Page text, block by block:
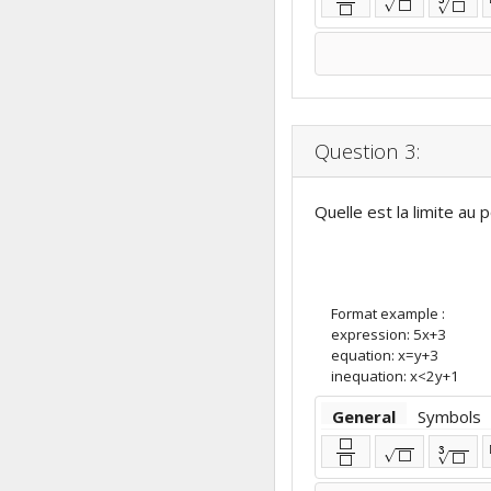
⬜
√ ⬜ √ ⬜
Question 3:
Quelle est la limite au
Format example :
expression: 5x+3
equation: x=y+3
inequation: x<2y+1
General Symbols
⬜
⬜
√ ⬜ 3
√